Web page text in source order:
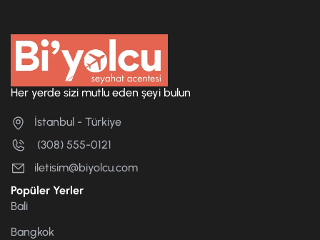
Her yerde sizi mutlu eden şeyi bulun
İstanbul - Türkiye
(308) 555-0121
iletisim@biyolcu.com
Popüler Yerler
Bali
Bangkok